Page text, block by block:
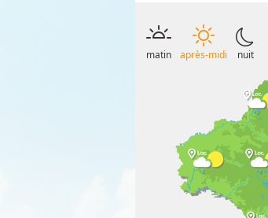
matin après-midi nuit